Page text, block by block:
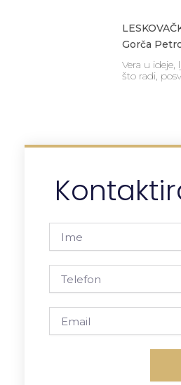
Gorča
Vera u
što radi,